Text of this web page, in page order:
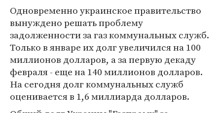
Одновременно украинское правительство
вынуждено решать проблему
задолженности за газ коммунальных служб.
Только в январе их долг увеличился на 100
миллионов долларов, а за первую декаду
февраля - еще на 140 миллионов долларов.
На сегодня долг коммунальных служб
оценивается в 1,6 миллиарда долларов.